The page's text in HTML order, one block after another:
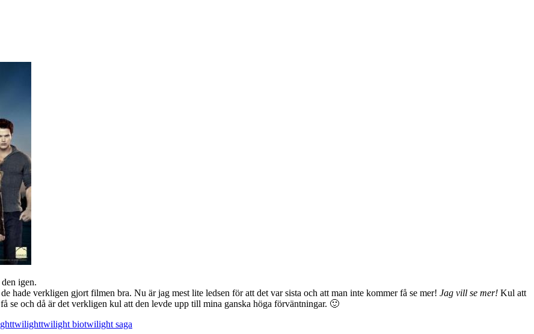
igen.
hade verkligen gjort filmen bra. Nu är jag mest lite ledsen för att det var sista och att man inte kommer få se mer! Jag vill se mer! Kul att
se och då är det verkligen kul att den levde upp till mina ganska höga förväntningar. 🙂
twilighttwilight biotwilight saga